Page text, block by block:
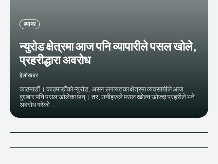
ब्यानर
न्युरोड क्षेत्रमा आज पनि व्यापारीले पसल खोले,
प्रहरीद्धारा अवरोध
हेलाेखबर
काठमाडौं । काठमाडौंको न्युरोड, असन लगायतका क्षेत्रमा व्यवसायीले आज
बुधबार पनि पसल खोलेका छन् । तर, उनीहरुले पसल खोल्न खोज्दा प्रहरीले भने
अवरोध गरेको...